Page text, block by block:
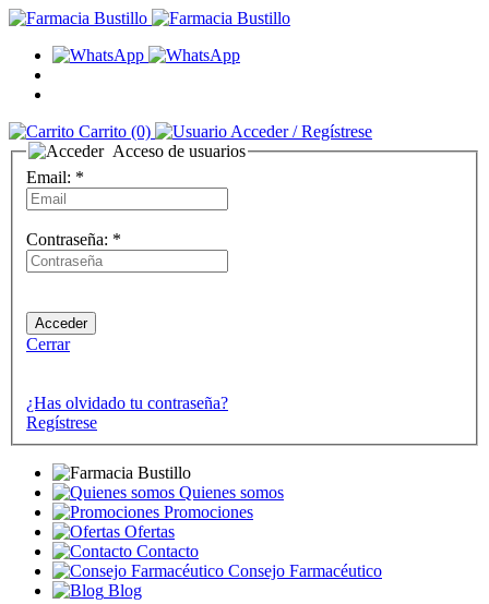
Carrito (0) Acceder / Regístrese
Acceso de usuarios
Email: *
Contraseña: *
Cerrar
¿Has olvidado tu contraseña?
Regístrese
Quienes somos
Promociones
Ofertas
Contacto
Consejo Farmacéutico
Blog